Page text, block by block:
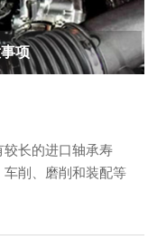
项
长的进口轴承寿
削、磨削和装配等